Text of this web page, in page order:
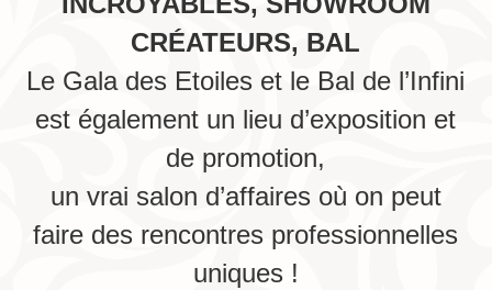
CRÉATEURS, BAL
Le Gala des Etoiles et le Bal de l’Infini
est également un lieu d’exposition et
de promotion,
un vrai salon d’affaires où on peut
faire des rencontres professionnelles
uniques !